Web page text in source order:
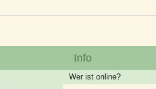
Info
Wer ist online?